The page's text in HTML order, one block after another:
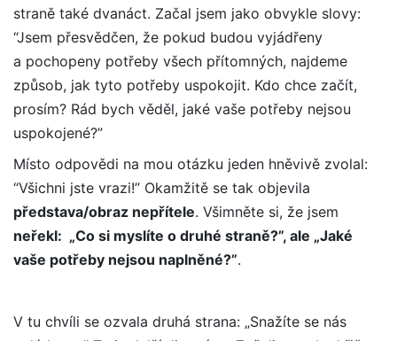
straně také dvanáct. Začal jsem jako obvykle slovy:
“Jsem přesvědčen, že pokud budou vyjádřeny
a pochopeny potřeby všech přítomných, najdeme
způsob, jak tyto potřeby uspokojit. Kdo chce začít,
prosím? Rád bych věděl, jaké vaše potřeby nejsou
uspokojené?”
Místo odpovědi na mou otázku jeden hněvivě zvolal:
“Všichni jste vrazi!” Okamžitě se tak objevila
představa/obraz nepřítele. Všimněte si, že jsem
neřekl: „Co si myslíte o druhé straně?”, ale „Jaké
vaše potřeby nejsou naplněné?”.
V tu chvíli se ozvala druhá strana: „Snažíte se nás